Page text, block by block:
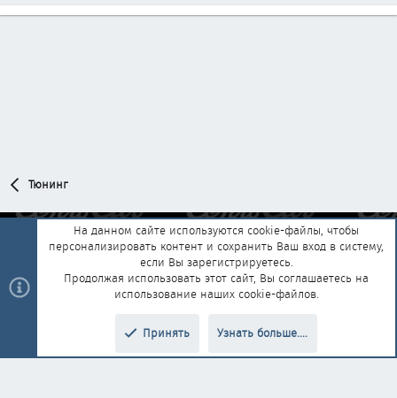
Тюнинг
Обратная связь
Условия и правила
Политика конфиденциальности
Помощь Главная
R
add-ons by ThemeHouse Перевод от Jumuro®
На данном сайте используются cookie-файлы, чтобы
персонализировать контент и сохранить Ваш вход в систему,
если Вы зарегистрируетесь.
Продолжая использовать этот сайт, Вы соглашаетесь на
использование наших cookie-файлов.
Принять Узнать больше....